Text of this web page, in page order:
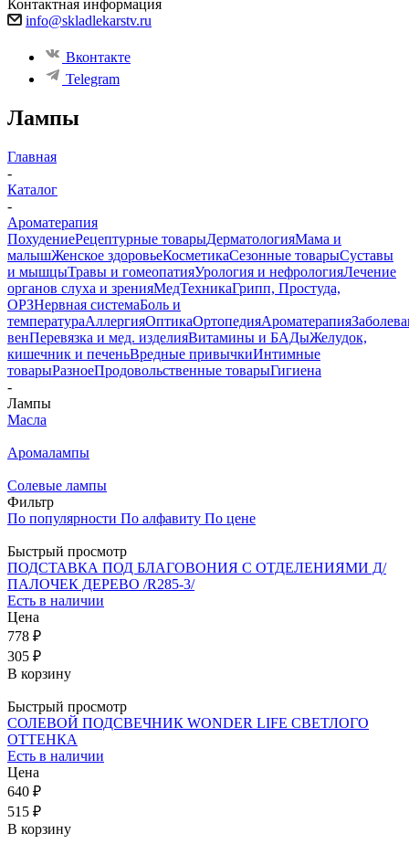
Контактная информация
info@skladlekarstv.ru
Вконтакте
Telegram
Лампы
Главная
-
Каталог
-
Ароматерапия
ПохудениеРецептурные товарыДерматологияМама и
малышЖенское здоровьеКосметикаСезонные товарыСуставы
и мышцыТравы и гомеопатияУрология и нефрологияЛечение
органов слуха и зренияМедТехникаГрипп, Простуда,
ОРЗНервная системаБоль и
температураАллергияОптикаОртопедияАроматерапия
венПеревязка и мед. изделияВитамины и БАДыЖелудок,
кишечник и печеньВредные привычкиИнтимные
товарыРазноеПродовольственные товарыГигиена
-
Лампы
Масла
Аромалампы
Солевые лампы
Фильтр
По популярности По алфавиту По цене
Быстрый просмотр
ПОДСТАВКА ПОД БЛАГОВОНИЯ С ОТДЕЛЕНИЯМИ Д/
ПАЛОЧЕК ДЕРЕВО /R285-3/
Есть в наличии
Цена
778 ₽
305 ₽
В корзину
Быстрый просмотр
СОЛЕВОЙ ПОДСВЕЧНИК WONDER LIFE СВЕТЛОГО
ОТТЕНКА
Есть в наличии
Цена
640 ₽
515 ₽
В корзину